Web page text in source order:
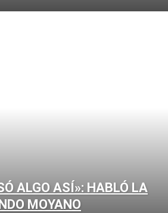
ALGO ASÍ»: HABLÓ LA
MOYANO